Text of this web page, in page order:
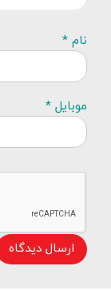
نام *
موبایل *
ارسال دیدگاه